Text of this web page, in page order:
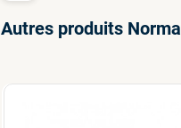
Autres produits